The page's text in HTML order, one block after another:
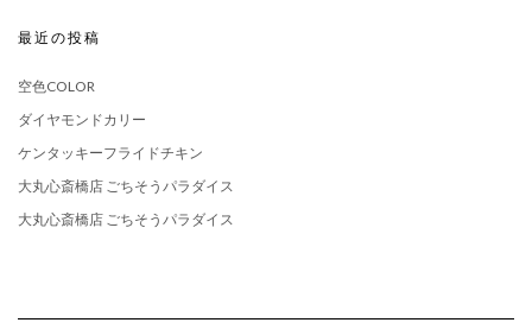
最近の投稿
空色COLOR
ダイヤモンドカリー
ケンタッキーフライドチキン
大丸心斎橋店 ごちそうパラダイス
大丸心斎橋店 ごちそうパラダイス